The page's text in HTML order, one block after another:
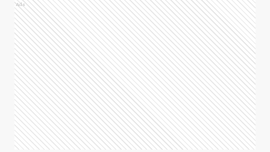
Ads